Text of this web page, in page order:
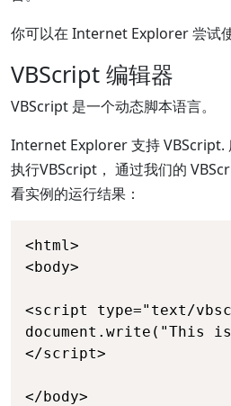
你可以在 Internet Explorer 尝试
VBScript 编辑器
VBScript 是一个动态脚本语言。
Internet Explorer 支持 VBScript.
执行VBScript， 通过我们的
看实例的运行结果：
<html>
<body>
<script type="text/
document.write("This
</script>
</body>